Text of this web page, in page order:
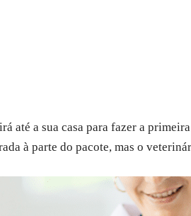
até a sua casa para fazer a
à parte do pacote, mas o